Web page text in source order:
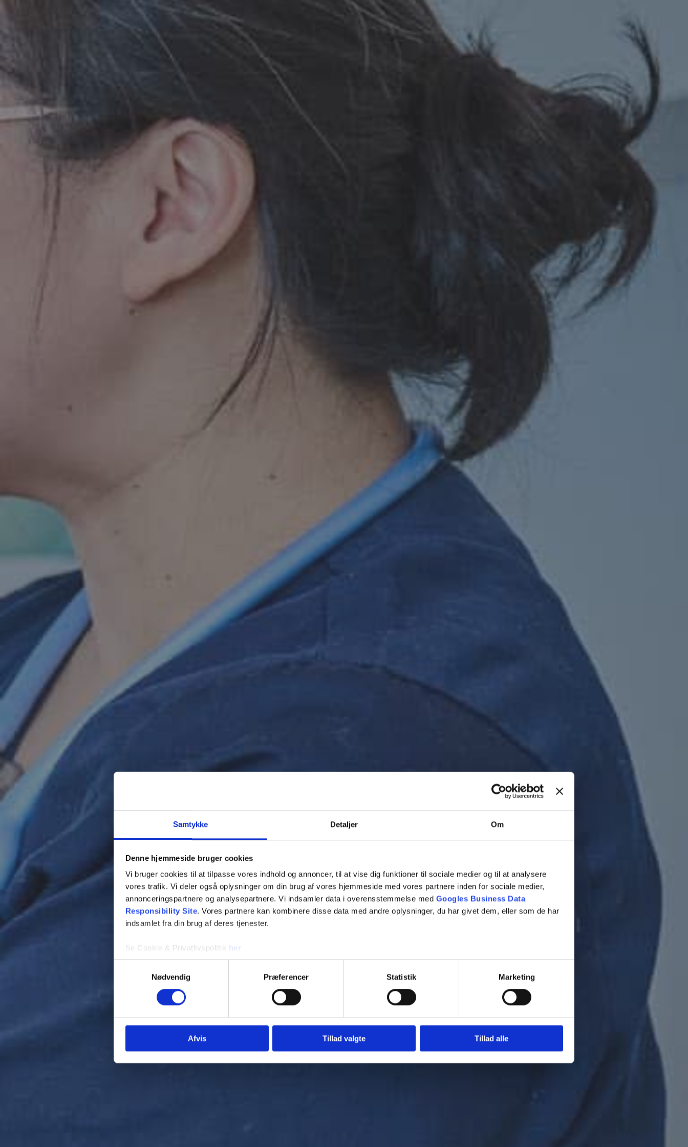
Samtykke Detaljer Om
Denne hjemmeside bruger cookies
Vi bruger cookies til at tilpasse vores indhold og annoncer, til at vise dig funktioner til sociale medier og til at analysere
vores trafik. Vi deler også oplysninger om din brug af vores hjemmeside med vores partnere inden for sociale medier,
annonceringspartnere og analysepartnere. Vi indsamler data i overensstemmelse med Googles Business Data
Responsibility Site. Vores partnere kan kombinere disse data med andre oplysninger, du har givet dem, eller som de har
indsamlet fra din brug af deres tjenester.
Se Cookie & Privatlivspolitik her
Nødvendig
Præferencer Statistik Marketing
Afvis Tillad valgte Tillad alle
Skriv til os
Vi vender tilbage snarest.